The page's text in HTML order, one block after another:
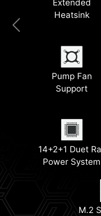
Extended
Heatsink
Pump Fan
Support
14+2+1 Duet
Power System
M.2
Lightning USB
40G
Wi-Fi 7
2x PCIe 4.0 M.2
Slots
1x
Clear CMOS &
Steel Armor II
EZ Debug LED